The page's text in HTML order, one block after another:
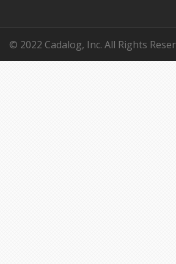
© 2022 Cadalog, Inc. All Rights